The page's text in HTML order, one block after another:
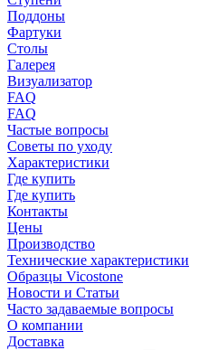
Поддоны
Фартуки
Столы
Галерея
Визуализатор
FAQ
FAQ
Частые вопросы
Советы по уходу
Характеристики
Где купить
Где купить
Контакты
Цены
Производство
Технические характеристики
Образцы Vicostone
Новости и Статьи
Часто задаваемые вопросы
О компании
Доставка